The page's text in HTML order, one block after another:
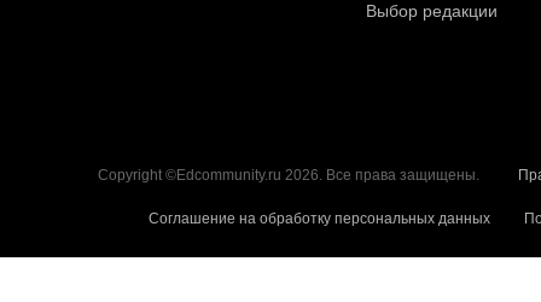
Выбор редакции
Copyright ©Edcommunity.ru 2026. Все права защищены.
Соглашение на обработку персональных данных